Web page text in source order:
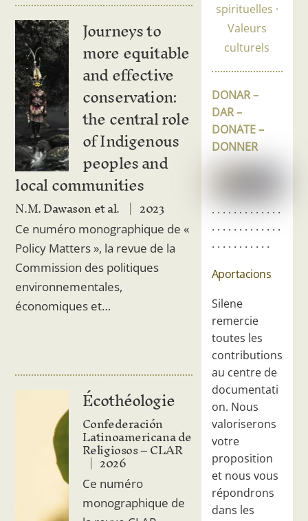
Journeys to
more equitable
and effective
conservation:
the central role
of Indigenous
peoples and
local communities
N.M. Dawason et al. 2023
Ce numéro monographique de «
Policy Matters », la revue de la
Commission des politiques
environnementales,
économiques et…
Écothéologie
Confederación
Latinoamericana de
Religiosos – CLAR
2026
Ce numéro
monographique de
spirituelles
Valeurs
culturels
DONAR –
DAR –
DONATE –
DONNER
. . . . . . . . . . . . .
. . . . . . . . . . . . .
. . . . . . . . . . .
Aportacions
Silene
remercie
toutes les
contributions
au centre de
documentati
on. Nous
valoriserons
votre
proposition
et nous vous
répondrons
dans les